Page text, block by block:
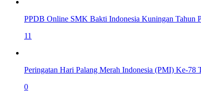
PPDB Online SMK Bakti Indonesia Kuningan Tahun
11
Peringatan Hari Palang Merah Indonesia (PMI) Ke-
0